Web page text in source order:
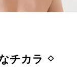
チカラ